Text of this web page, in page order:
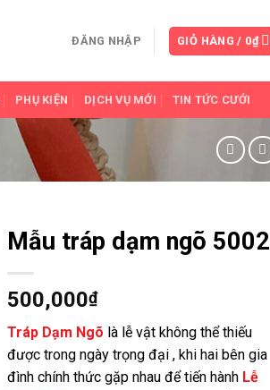
ĐĂNG NHẬP GIỎ HÀNG / 0₫
PHỤ KIỆN DỊCH VỤ MỚI TIN TỨC CƯỚI
Mẫu tráp dạm ngõ 5002
500,000₫
Tráp Dạm Ngõ là lễ vật không thể thiếu
được trong ngày trọng đại , khi hai bên gia
đình chính thức gặp nhau để tiến hành Lễ